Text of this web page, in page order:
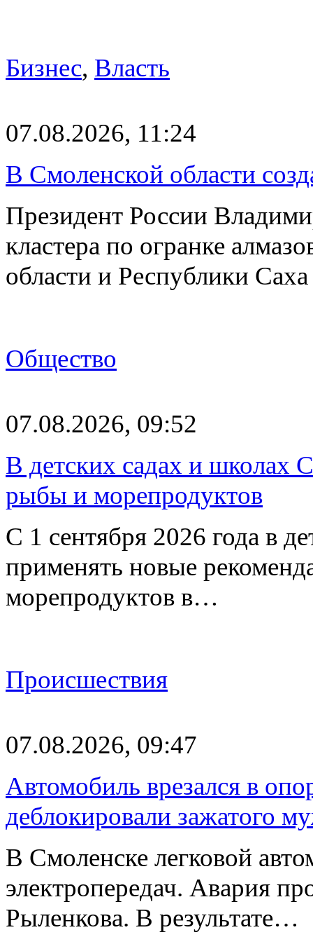
Бизнес, Власть
07.08.2026, 11:24
В Смоленской области
Президент России
кластера по огранке
области и Республики
Общество
07.08.2026, 09:52
В детских садах и школах
рыбы и морепродуктов
С 1 сентября 2026 года в
применять новые
морепродуктов в…
Происшествия
07.08.2026, 09:47
Автомобиль врезался в
деблокировали зажатого
В Смоленске легковой
электропередач. Авария
Рыленкова. В результате…